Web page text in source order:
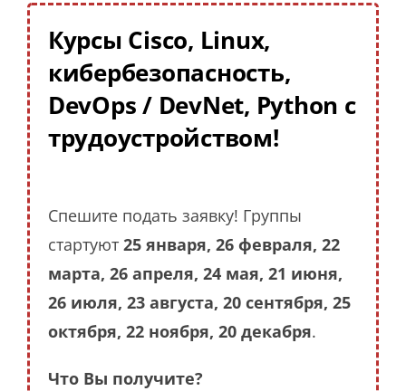
Курсы Cisco, Linux,
кибербезопасность,
DevOps / DevNet, Python с
трудоустройством!
Спешите подать заявку! Группы
стартуют 25 января, 26 февраля, 22
марта, 26 апреля, 24 мая, 21 июня,
26 июля, 23 августа, 20 сентября, 25
октября, 22 ноября, 20 декабря.
Что Вы получите?